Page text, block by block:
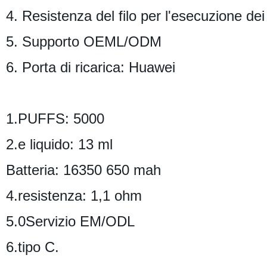
4. Resistenza del filo per l'esecuzione
5. Supporto OEML/ODM
6. Porta di ricarica: Huawei
1.PUFFS: 5000
2.e liquido: 13 ml
Batteria: 16350 650 mah
4.resistenza: 1,1 ohm
5.0Servizio EM/ODL
6.tipo C.